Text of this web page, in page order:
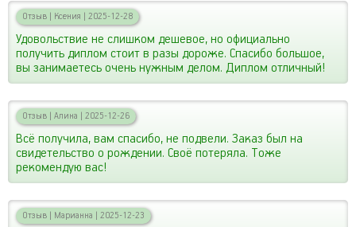
Отзыв | Ксения | 2025-12-28
Удовольствие не слишком дешевое, но официально
получить диплом стоит в разы дороже. Спасибо большое,
вы занимаетесь очень нужным делом. Диплом отличный!
Отзыв | Алина | 2025-12-26
Всё получила, вам спасибо, не подвели. Заказ был на
свидетельство о рождении. Своё потеряла. Тоже
рекомендую вас!
Отзыв | Марианна | 2025-12-23